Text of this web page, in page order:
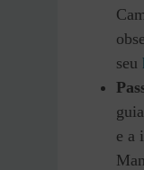
seu
e a